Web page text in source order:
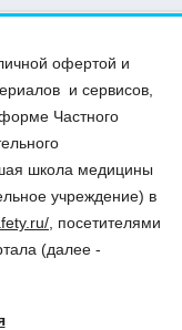
офертой и
и сервисов,
Частного
школа медицины
учреждение) в
, посетителями
(далее -